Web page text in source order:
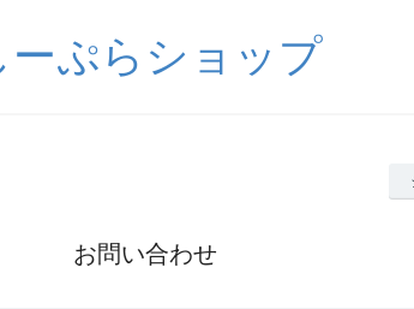
ーぷらショップ
お問い合わせ